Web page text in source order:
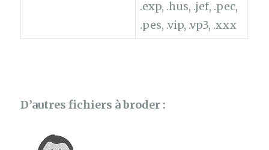
.exp, .hus, .jef, .pec,
.pes, .vip, .vp3, .xxx
D’autres fichiers à broder :